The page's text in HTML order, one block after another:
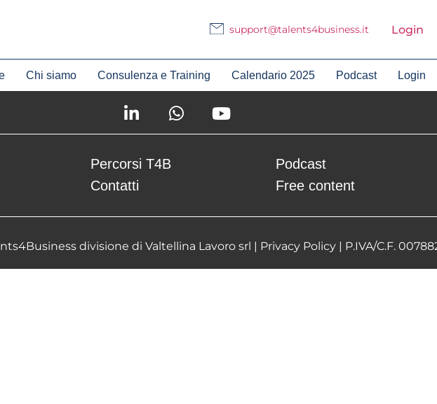
support@talents4business.it Login
Chi siamo Consulenza e Training Calendario 2025 Podcast Login
– Recruiting
Percorsi T4B
Contatti
Podcast
Free content
divisione di Valtellina Lavoro srl | Privacy Policy| P.IVA/C.F.